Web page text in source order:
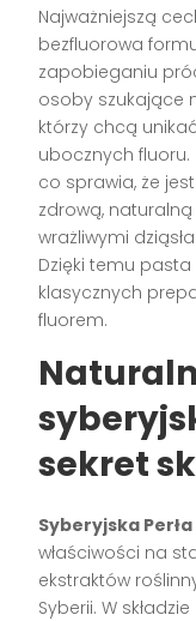
Najważniejszą
bezfluorowa
zapobieganiu
osoby szukające
którzy chcą
ubocznych fluoru.
co sprawia, że
zdrową,
wrażliwymi
Dzięki temu
klasycznych
fluorem.
sekret
Syberyjska
właściwości na
ekstraktów
Syberii. W